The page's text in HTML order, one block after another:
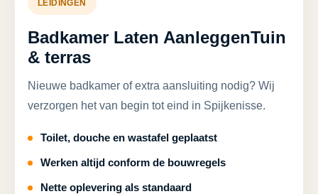
LEIDINGEN
Badkamer Laten AanleggenTuin
& terras
Nieuwe badkamer of extra aansluiting nodig? Wij
verzorgen het van begin tot eind in Spijkenisse.
Toilet, douche en wastafel geplaatst
Werken altijd conform de bouwregels
Nette oplevering als standaard